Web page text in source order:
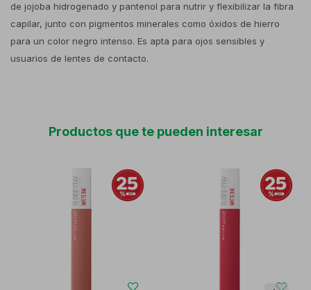
de jojoba hidrogenado y pantenol para nutrir y flexibilizar la fibra
capilar, junto con pigmentos minerales como óxidos de hierro
para un color negro intenso. Es apta para ojos sensibles y
usuarios de lentes de contacto.
Productos que te pueden interesar